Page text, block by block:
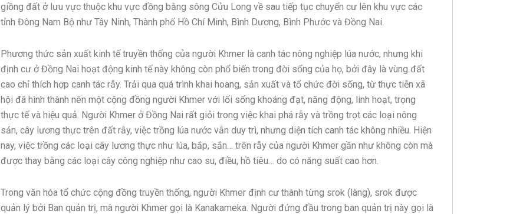
giồng đất ở lưu vực thuộc khu vực đồng bằng sông Cửu Long về sau tiếp tục chuyển cư lên khu vực các
tỉnh Đông Nam Bộ như Tây Ninh, Thành phố Hồ Chí Minh, Bình Dương, Bình Phước và Đồng Nai.
Phương thức sản xuất kinh tế truyền thống của người Khmer là canh tác nông nghiệp lúa nước, nhưng khi
định cư ở Đồng Nai hoạt động kinh tế này không còn phổ biến trong đời sống của họ, bởi đây là vùng đất
cao chỉ thích hợp canh tác rẫy. Trải qua quá trình khai hoang, sản xuất và tổ chức đời sống, từ thực tiễn xã
hội đã hình thành nên một cộng đồng người Khmer với lối sống khoáng đạt, năng động, linh hoạt, trọng
thực tế và hiệu quả. Người Khmer ở Đồng Nai rất giỏi trong việc khai phá rẫy và trồng trọt các loại nông
sản, cây lương thực trên đất rẫy, việc trồng lúa nước vẫn duy trì, nhưng diện tích canh tác không nhiều. Hiện
nay, việc trồng các loại cây lương thực như lúa, bắp, sắn… trên rẫy của người Khmer gần như không còn mà
được thay bằng các loại cây công nghiệp như cao su, điều, hồ tiêu… do có năng suất cao hơn.
Trong văn hóa tổ chức cộng đồng truyền thống, người Khmer định cư thành từng srok (làng), srok được
quản lý bởi Ban quản trị, mà người Khmer gọi là Kanakameka. Người đứng đầu trong ban quản trị này gọi là